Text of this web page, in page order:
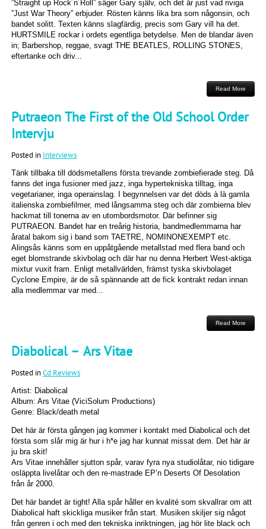
”Straight up Rock´n´Roll” säger Gary själv, och det är just vad riviga
”Just War Theory” erbjuder. Rösten känns lika bra som någonsin, och
bandet solitt. Texten känns slagfärdig, precis som Gary vill ha det.
HURTSMILE rockar i ordets egentliga betydelse. Men de blandar även
in; Barbershop, reggae, svagt THE BEATLES, ROLLING STONES,
eftertanke och driv...
Read More
Putraeon The First of the Old School Order
Intervju
Posted in Interviews
Tänk tillbaka till dödsmetallens första trevande zombiefierade steg. Då
fanns det inga fusioner med jazz, inga hypertekniska tilltag, inga
vegetarianer, inga operainslag. I begynnelsen var det döds à là gamla
italienska zombiefilmer, med långsamma steg och där zombierna blev
hackmat till tonerna av en utombordsmotor. Där befinner sig
PUTRAEON. Bandet har en treårig historia, bandmedlemmarna har
åratal bakom sig i band som TAETRE, NOMINONEXEMPT etc.
Alingsås känns som en uppåtgående metallstad med flera band och
eget blomstrande skivbolag och där har nu denna Herbert West-aktiga
mixtur vuxit fram. Enligt metallvärlden, främst tyska skivbolaget
Cyclone Empire, är de så spännande att de fick kontrakt redan innan
alla medlemmar var med...
Read More
Diabolical – Ars Vitae
Posted inCd Reviews
Artist: Diabolical
Album: Ars Vitae (ViciSolum Productions)
Genre: Black/death metal
Det här är första gången jag kommer i kontakt med Diabolical och det
första som slår mig är hur i h*e jag har kunnat missat dem. Det här är
ju bra skit!
Ars Vitae innehåller sjutton spår, varav fyra nya studiolåtar, nio tidigare
osläppta livelåtar och den re-mastrade EP’n Deserts Of Desolation
från år 2000.
Det här bandet är tight! Alla spår håller en kvalité som skvallrar om att
Diabolical haft skickliga musiker från start. Musiken skiljer sig något
från genren i och med den tekniska inriktningen, jag hör lite black och